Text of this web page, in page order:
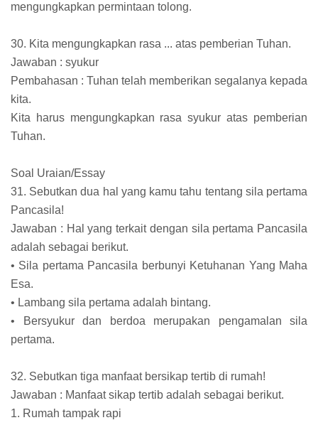
mengungkapkan permintaan tolong.
30. Kita mengungkapkan rasa ... atas pemberian Tuhan.
Jawaban : syukur
Pembahasan : Tuhan telah memberikan segalanya kepada
kita.
Kita harus mengungkapkan rasa syukur atas pemberian
Tuhan.
Soal Uraian/Essay
31. Sebutkan dua hal yang kamu tahu tentang sila pertama
Pancasila!
Jawaban : Hal yang terkait dengan sila pertama Pancasila
adalah sebagai berikut.
• Sila pertama Pancasila berbunyi Ketuhanan Yang Maha
Esa.
• Lambang sila pertama adalah bintang.
• Bersyukur dan berdoa merupakan pengamalan sila
pertama.
32. Sebutkan tiga manfaat bersikap tertib di rumah!
Jawaban : Manfaat sikap tertib adalah sebagai berikut.
1. Rumah tampak rapi